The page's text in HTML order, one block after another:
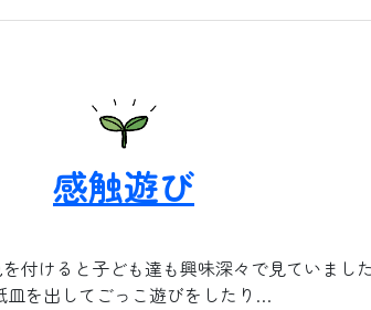
感触遊び
付けると子ども達も興味深々で見ていまし
皿を出してごっこ遊びをしたり…